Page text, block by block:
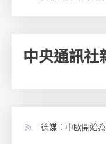
中央通訊社
德媒：中歐開始